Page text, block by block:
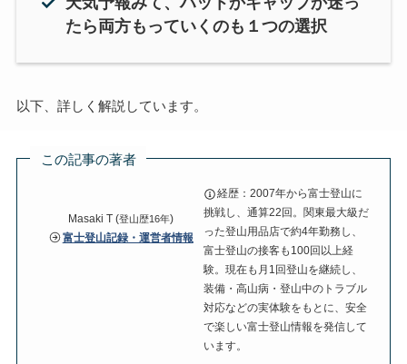
たら両方もっていくのも１つの選択
以下、詳しく解説しています。
この記事の著者
Masaki T (登山歴16年)
富士登山記録・運営者情報
経歴：2007年から富士登山に
挑戦し、通算22回。関東最大級だ
った登山用品店で約4年勤務し、
富士登山の接客も100回以上経
験。現在も月1回登山を継続し、
装備・高山病・登山中のトラブル
対応などの実体験をもとに、安全
で楽しい富士登山情報を発信して
います。